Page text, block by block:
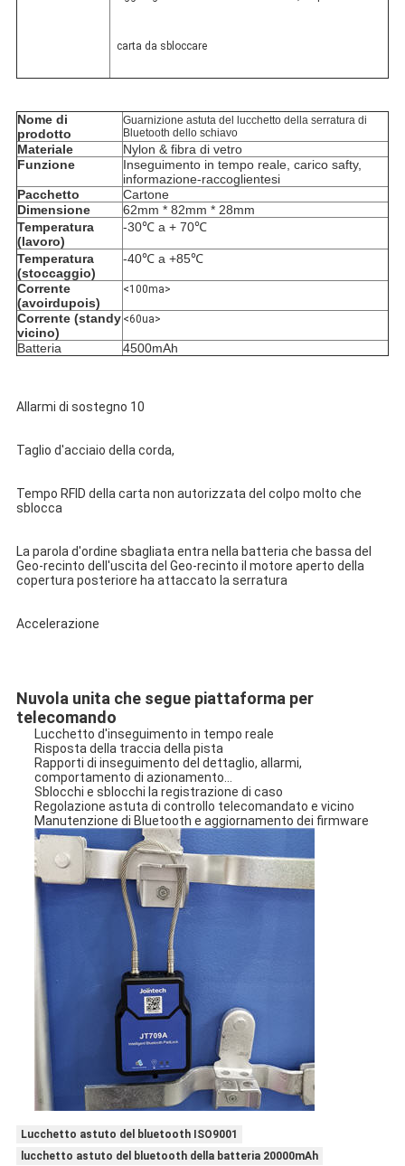
carta da sbloccare
Nome di
prodotto
Guarnizione astuta del lucchetto della serratura di
Bluetooth dello schiavo
Materiale
Nylon & fibra di vetro
Funzione
Inseguimento in tempo reale, carico safty,
informazione-raccoglientesi
Pacchetto
Cartone
Dimensione
62mm * 82mm * 28mm
Temperatura
(lavoro)
-30℃ a + 70℃
Temperatura
(stoccaggio)
-40℃ a +85℃
Corrente
(avoirdupois)
<100ma>
Corrente (standy
vicino)
<60ua>
Batteria 4500mAh
Allarmi di sostegno 10
Taglio d'acciaio della corda,
Tempo RFID della carta non autorizzata del colpo molto che
sblocca
La parola d'ordine sbagliata entra nella batteria che bassa del
Geo-recinto dell'uscita del Geo-recinto il motore aperto della
copertura posteriore ha attaccato la serratura
Accelerazione
Nuvola unita che segue piattaforma per
telecomando
Lucchetto d'inseguimento in tempo reale
Risposta della traccia della pista
Rapporti di inseguimento del dettaglio, allarmi,
comportamento di azionamento…
Sblocchi e sblocchi la registrazione di caso
Regolazione astuta di controllo telecomandato e vicino
Manutenzione di Bluetooth e aggiornamento dei firmware
Lucchetto astuto del bluetooth ISO9001
lucchetto astuto del bluetooth della batteria 20000mAh